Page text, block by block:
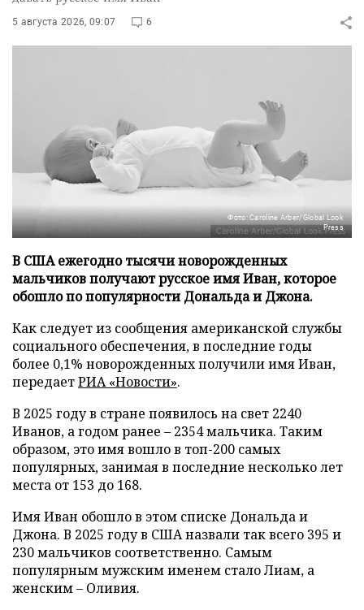
5 августа 2026, 09:07 6
Фото: Caroline Arber/Global Look
Press
В США ежегодно тысячи новорожденных
мальчиков получают русское имя Иван, которое
обошло по популярности Дональда и Джона.
Как следует из сообщения американской службы
социального обеспечения, в последние годы
более 0,1% новорожденных получили имя Иван,
передаетРИА «Новости».
В 2025 году в стране появилось на свет 2240
Иванов, а годом ранее – 2354 мальчика. Таким
образом, это имя вошло в топ-200 самых
популярных, занимая в последние несколько лет
места от 153 до 168.
Имя Иван обошло в этом списке Дональда и
Джона. В 2025 году в США назвали так всего 395 и
230 мальчиков соответственно. Самым
популярным мужским именем стало Лиам, а
женским – Оливия.